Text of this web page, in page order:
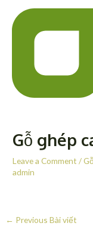
Gỗ ghép
Leave a Comment /
admin
navigation
← Previous Bài viết